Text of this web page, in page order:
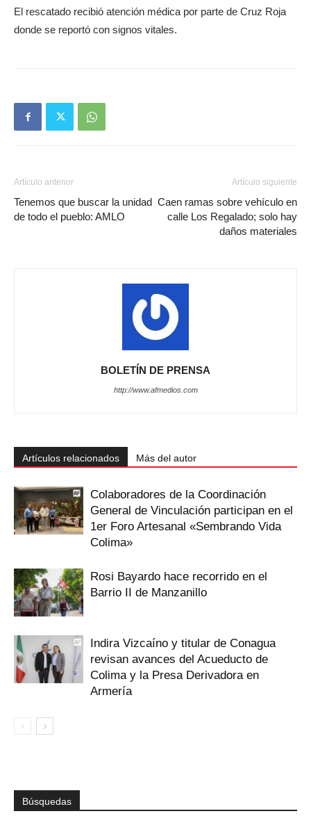
El rescatado recibió atención médica por parte de Cruz Roja
donde se reportó con signos vitales.
Artículo anterior
Tenemos que buscar la unidad
de todo el pueblo: AMLO
Artículo siguiente
Caen ramas sobre vehículo en
calle Los Regalado; solo hay
daños materiales
BOLETÍN DE PRENSA
http://www.afmedios.com
Artículos relacionados Más del autor
Colaboradores de la Coordinación
General de Vinculación participan en el
1er Foro Artesanal «Sembrando Vida
Colima»
Rosi Bayardo hace recorrido en el
Barrio II de Manzanillo
Indira Vizcaíno y titular de Conagua
revisan avances del Acueducto de
Colima y la Presa Derivadora en
Armería
Búsquedas